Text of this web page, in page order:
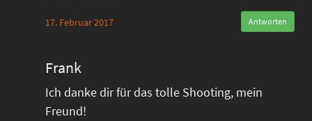
17. Februar 2017 Antworten
Frank
Ich danke dir für das tolle Shooting, mein
Freund!